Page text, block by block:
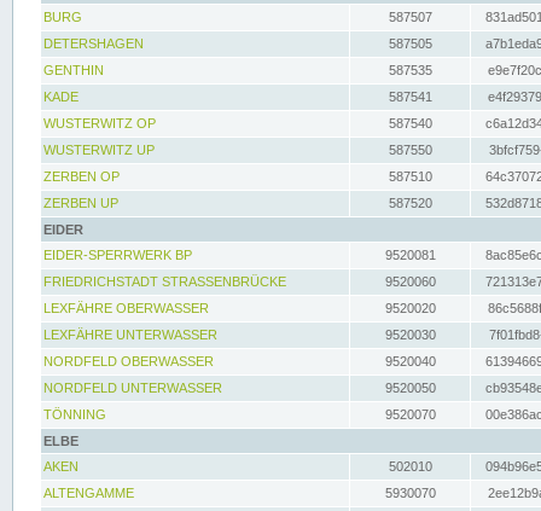
BURG
587507
DETERSHAGEN
587505
GENTHIN
587535
KADE
587541
WUSTERWITZ OP
587540
WUSTERWITZ UP
587550
ZERBEN OP
587510
ZERBEN UP
587520
EIDER
EIDER-SPERRWERK BP
9520081
FRIEDRICHSTADT STRASSENBRÜCKE
9520060
LEXFÄHRE OBERWASSER
9520020
LEXFÄHRE UNTERWASSER
9520030
NORDFELD OBERWASSER
9520040
NORDFELD UNTERWASSER
9520050
TÖNNING
9520070
ELBE
AKEN
502010
ALTENGAMME
5930070